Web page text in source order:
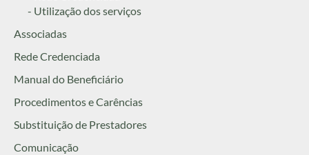
- Utilização dos serviços
Associadas
Rede Credenciada
Manual do Beneficiário
Procedimentos e Carências
Substituição de Prestadores
Comunicação